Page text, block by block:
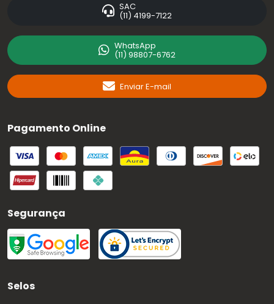
SAC
(11) 4199-7122
WhatsApp
(11) 98807-6762
Enviar E-mail
Pagamento Online
Segurança
Selos